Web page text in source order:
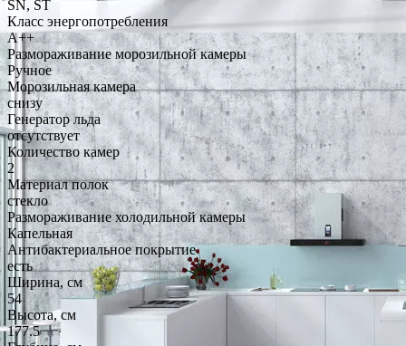
SN, ST
Класс энергопотребления
A++
Размораживание морозильной камеры
Ручное
Морозильная камера
снизу
Генератор льда
отсутствует
Количество камер
2
Материал полок
стекло
Размораживание холодильной камеры
Капельная
Антибактериальное покрытие
есть
Ширина, см
54
Высота, см
177.5